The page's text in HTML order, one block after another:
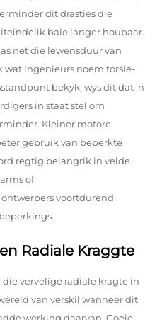
dit drasties die
baie langer houbaar.
net die lewensduur van
wat ingenieurs noem torsie-
bekyk, wys dit dat 'n
in staat stel om
Kleiner motore
gebruik van beperkte
regtig belangrik in velde
of
voortdurend
Radiale Kraggte
vervelige radiale kragte in
van verskil wanneer dit